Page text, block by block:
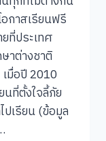
กาสเรียนฟรี
ที่ประเทศ
าต่างชาติ
มื่อปี 2010
นที่ตั้งใจลี้ภัย
เรียน (ข้อมูล